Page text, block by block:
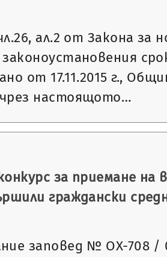
ал.2 от Закона за
от 17.11.2015 г.,
настоящото…
за приемане на
граждански
заповед № ОХ-708 /